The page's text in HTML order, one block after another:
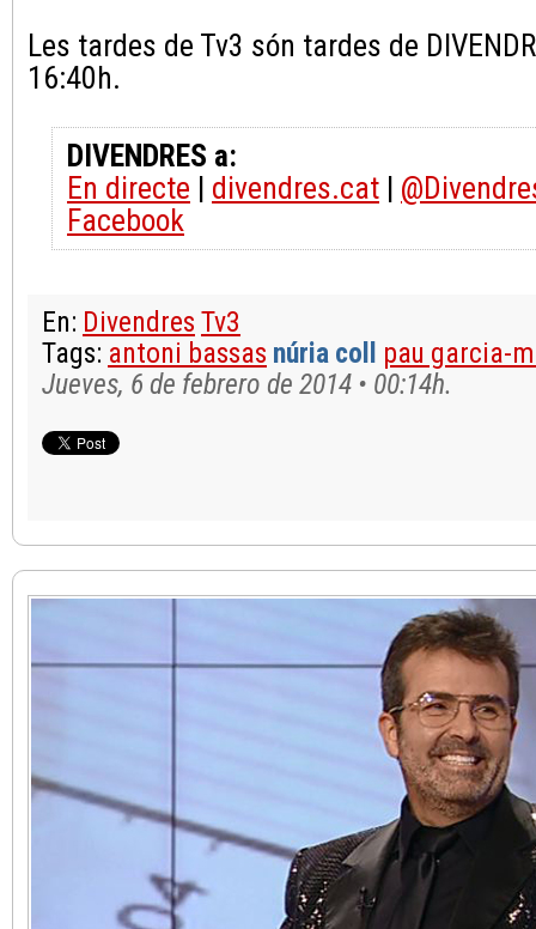
Les tardes de Tv3 són tardes de
16:40h.
DIVENDRES a:
En directe | divendres.cat |
Facebook
En: Divendres Tv3
Tags: antoni bassas núria coll
pau garcia-
Jueves, 6 de febrero de 2014 • 00:14h.